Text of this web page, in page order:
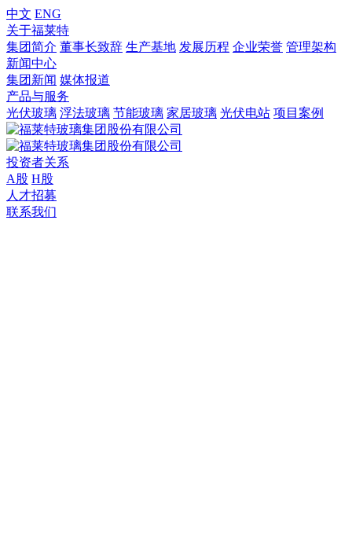
中文 ENG
关于福莱特
集团简介 董事长致辞 生产基地 发展历程 企业荣誉 管理架构
新闻中心
集团新闻 媒体报道
产品与服务
光伏玻璃 浮法玻璃 节能玻璃 家居玻璃 光伏电站 项目案例
投资者关系
A股 H股
人才招募
联系我们